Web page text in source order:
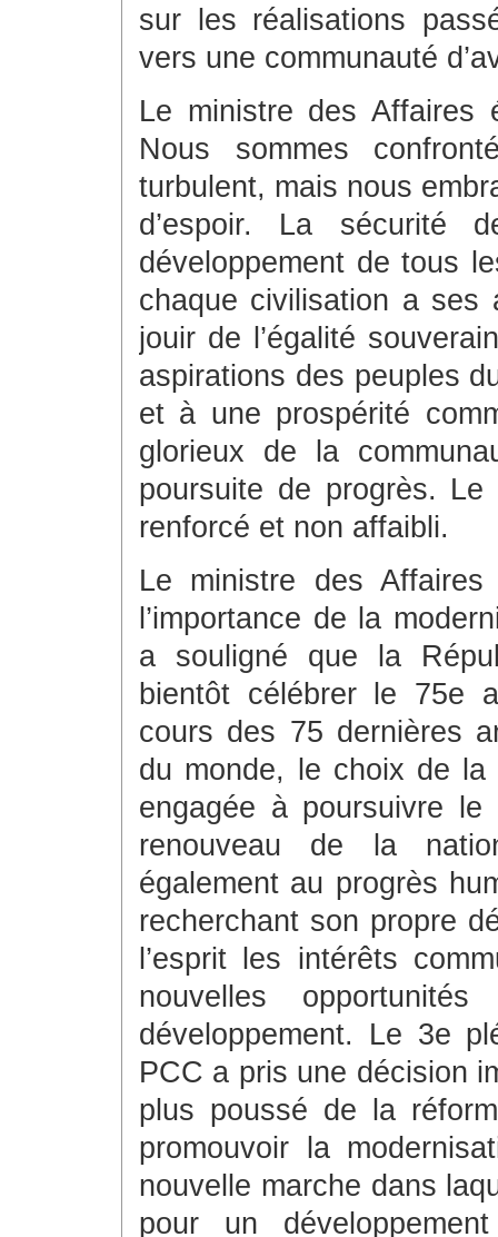
sur les réalisations
vers une communauté
Le ministre des Affaires
Nous sommes
turbulent, mais nous
d’espoir. La
développement de tous
chaque civilisation a
jouir de l’égalité
aspirations des peuples
et à une prospérité
glorieux de la
poursuite de progrès.
renforcé et non affaibli.
Le ministre des
l’importance de la
a souligné que la
bientôt célébrer le 75e
cours des 75 dernières
du monde, le choix de la
engagée à poursuivre
renouveau de la
également au progrès
recherchant son propre
l’esprit les intérêts
nouvelles
développement. Le 3e
PCC a pris une décision
plus poussé de la
promouvoir la
nouvelle marche dans
pour un